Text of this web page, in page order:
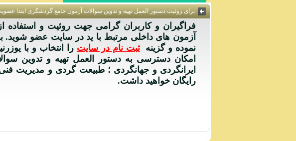
برای روئیت دستور العمل تهیه و تدوین سوالات آزمون جامع گردشگری ابتدا
فراگیران و کاربران گرامی جهت روئیت و
آزمون های داخلی مرتبط با ید در سایت عضو
نموده و گزینهثبت نام در سایت را انتخاب و با
امکان دسترسی به دستور العمل تهیه و تدوین
ایرانگردی و جهانگردی ؛ طبیعت گردی و مدیریت
رایگان خواهید داشت.
با آرزوی
و
مدیریت